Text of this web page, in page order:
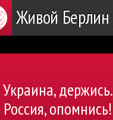
Живой Берлин
Украина, держись.
Россия, опомнись!